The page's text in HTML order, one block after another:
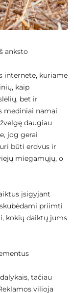
anksto
internete, kuriame
kaip
bet ir
mediniai namai
daugiau
jog gerai
būti erdvus ir
miegamųjų, o
įsigyjant
priimti
kokių daiktų jums
tačiau
vilioja